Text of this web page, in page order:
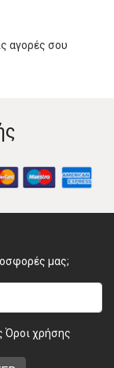
αγορές σου
μας;
Όροι χρήσης